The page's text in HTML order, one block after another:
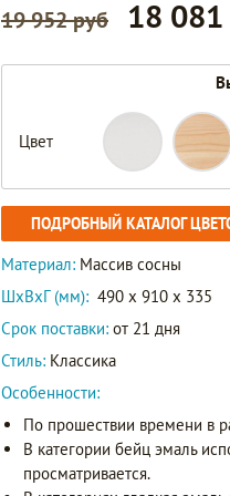
19 952 руб 18
Цвет
ПОДРОБНЫЙ КАТАЛОГ
Материал: Массив сосны
ШxВxГ (мм): 490 x 910 x 335
Срок поставки: от 21 дня
Стиль: Классика
Особенности:
По прошествии времени в
В категории бейц эмаль
просматривается.